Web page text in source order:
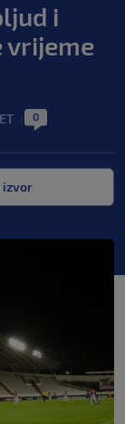
i
vrijeme
0
izvor